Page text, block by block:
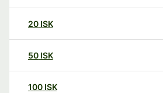
20 ISK
50 ISK
100 ISK